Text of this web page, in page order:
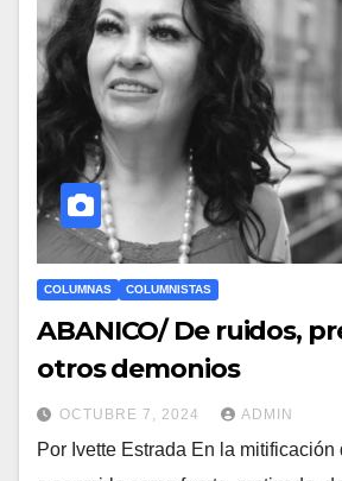
COLUMNAS COLUMNISTAS
ABANICO/ De ruidos,
otros demonios
OCTUBRE 7, 2024 ADMIN
Por Ivette Estrada En la